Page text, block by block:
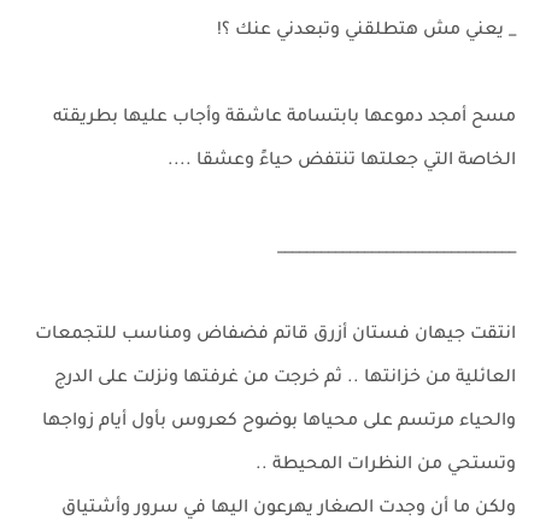
_ يعني مش هتطلقني وتبعدني عنك ؟!
مسح أمجد دموعها بابتسامة عاشقة وأجاب عليها بطريقته
الخاصة التي جعلتها تنتفض حياءً وعشقا ....
_________________________________
انتقت جيهان فستان أزرق قاتم فضفاض ومناسب للتجمعات
العائلية من خزانتها .. ثم خرجت من غرفتها ونزلت على الدرج
والحياء مرتسم على محياها بوضوح كعروس بأول أيام زواجها
وتستحي من النظرات المحيطة ..
ولكن ما أن وجدت الصغار يهرعون اليها في سرور وأشتياق